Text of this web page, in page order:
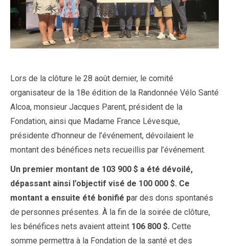
Lors de la clôture le 28 août dernier, le comité
organisateur de la 18e édition de la Randonnée Vélo Santé
Alcoa, monsieur Jacques Parent, président de la
Fondation, ainsi que Madame France Lévesque,
présidente d’honneur de l’événement, dévoilaient le
montant des bénéfices nets recueillis par l’événement.
Un premier montant de 103 900 $ a été dévoilé,
dépassant ainsi l’objectif visé de 100 000 $. Ce
montant a ensuite été bonifié par des dons spontanés
de personnes présentes. À la fin de la soirée de clôture,
les bénéfices nets avaient atteint 106 800 $. Cette
somme permettra à la Fondation de la santé et des